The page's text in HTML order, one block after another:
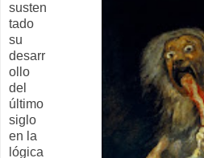
susten
tado
su
desarr
ollo
del
último
siglo
en la
lógica